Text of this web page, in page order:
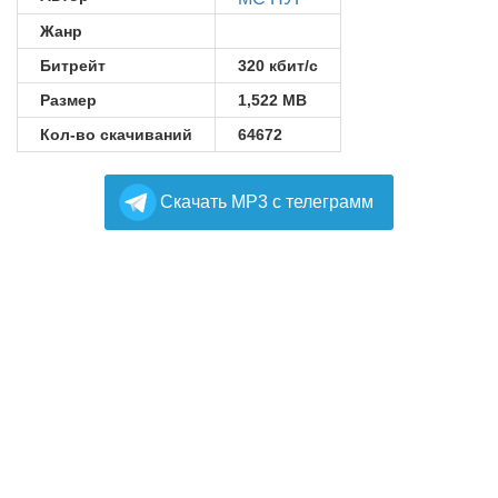
Жанр
Битрейт
320 кбит/с
Размер
1,522 MB
Кол-во скачиваний
64672
Cкачать MP3 с телеграмм